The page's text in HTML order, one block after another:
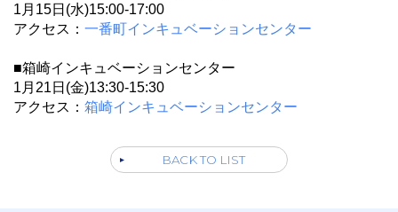
1月15日(水)15:00-17:00
アクセス： 一番町インキュベーションセンター
■箱崎インキュベーションセンター
1月21日(金)13:30-15:30
アクセス： 箱崎インキュベーションセンター
BACK TO LIST